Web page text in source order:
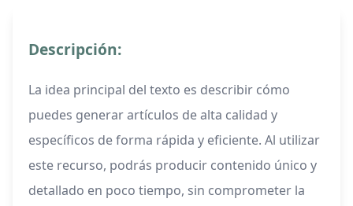
Descripción:
La idea principal del texto es describir cómo
puedes generar artículos de alta calidad y
específicos de forma rápida y eficiente. Al utilizar
este recurso, podrás producir contenido único y
detallado en poco tiempo, sin comprometer la